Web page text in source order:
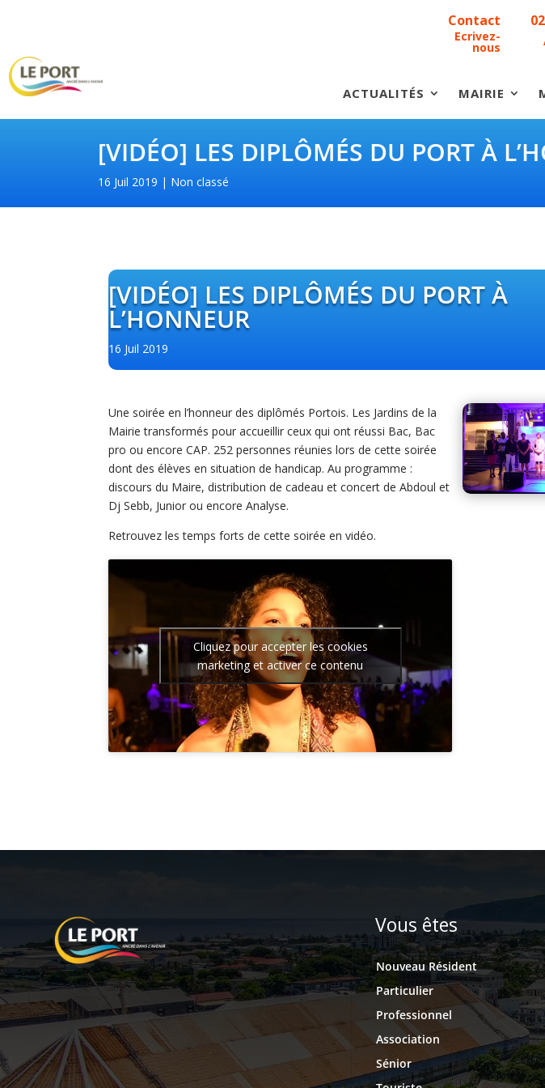
Contact
Ecrivez-
nous
ACTUALITÉS MAIRIE
[VIDÉO] LES DIPLÔMÉS DU PORT À
16 Juil 2019 Non classé
[VIDÉO] LES DIPLÔMÉS DU PORT À
L’HONNEUR
16 Juil 2019
Une soirée en l’honneur des diplômés Portois. Les Jardins de la
Mairie transformés pour accueillir ceux qui ont réussi Bac, Bac
pro ou encore CAP. 252 personnes réunies lors de cette soirée
dont des élèves en situation de handicap. Au programme :
discours du Maire, distribution de cadeau et concert de Abdoul et
Dj Sebb, Junior ou encore Analyse.
Retrouvez les temps forts de cette soirée en vidéo.
Cliquez pour accepter les cookies
marketing et activer ce contenu
Vous êtes
Nouveau Résident
Particulier
Professionnel
Association
Sénior